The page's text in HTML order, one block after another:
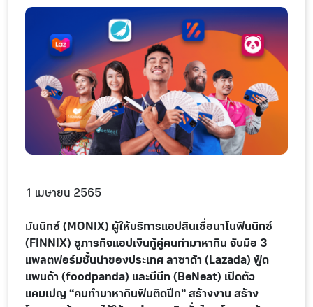
1 เมษายน 2565
มันนิกซ์ (MONIX) ผู้ให้บริการแอปสินเชื่อนาโนฟินนิกซ์
(FINNIX) ชูภารกิจแอปเงินกู้คู่คนทำมาหากิน จับมือ 3
แพลตฟอร์มชั้นนำของประเทศ ลาซาด้า (Lazada) ฟู้ด
แพนด้า (foodpanda) และบีนีท (BeNeat) เปิดตัว
แคมเปญ “คนทำมาหากินฟินติดปีก” สร้างงาน สร้าง